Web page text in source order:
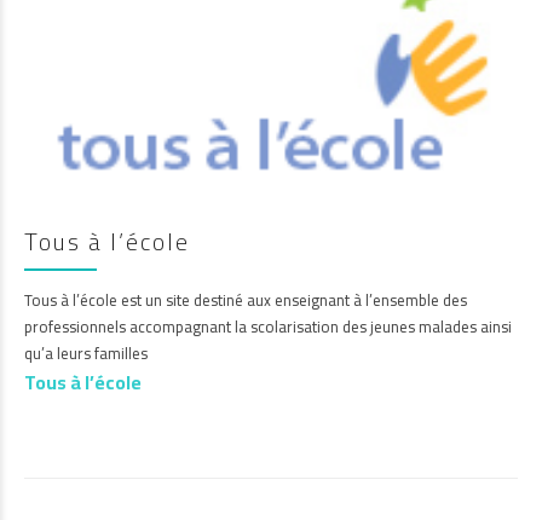
Tous à l’école
Tous à l’école est un site destiné aux enseignant à l’ensemble des
professionnels accompagnant la scolarisation des jeunes malades ainsi
qu’a leurs familles
Tous à l’école